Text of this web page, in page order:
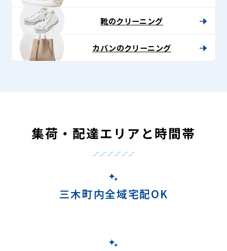
靴のクリーニング
カバンのクリーニング
集荷・配達エリアと時間帯
三木町内全域宅配OK